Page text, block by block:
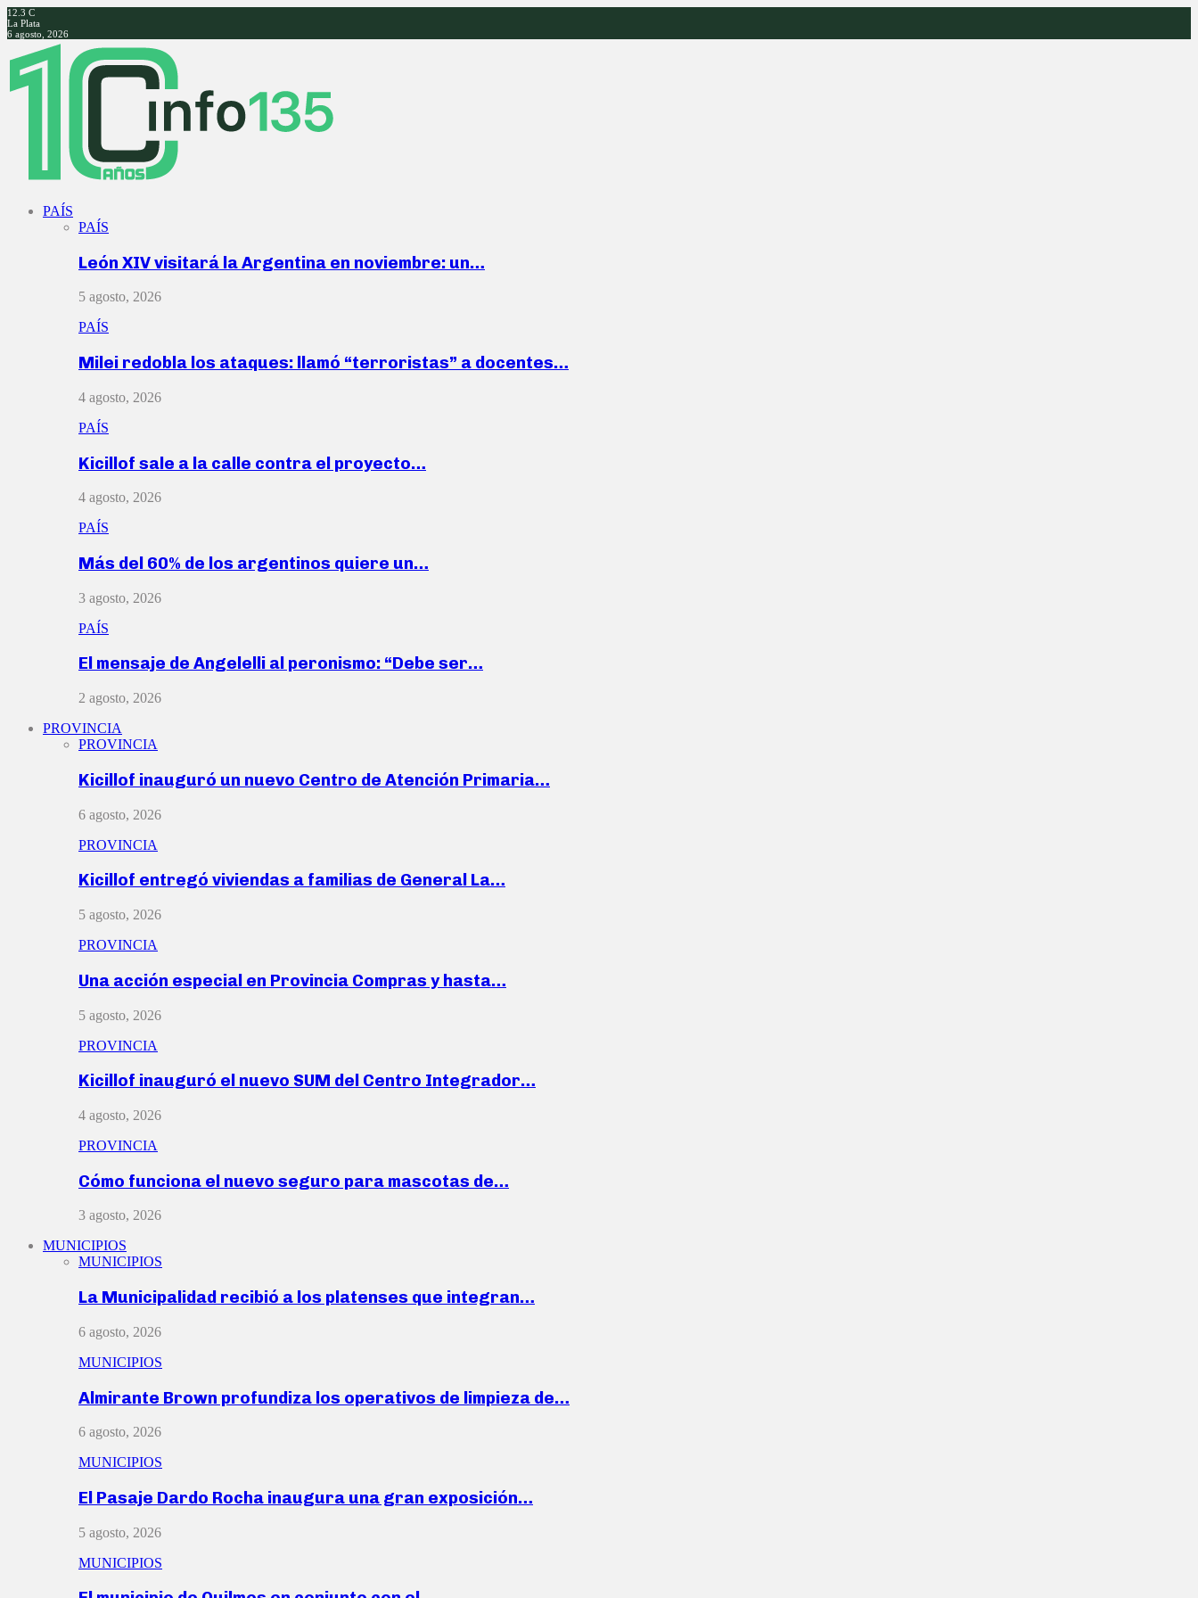
12.3 C
La Plata
6 agosto, 2026
Facebook
Twitter
Instagram
Youtube
PAÍS
PAÍS
León XIV visitará la Argentina en noviembre: un…
5 agosto, 2026
PAÍS
Milei redobla los ataques: llamó “terroristas” a docentes…
4 agosto, 2026
PAÍS
Kicillof sale a la calle contra el proyecto…
4 agosto, 2026
PAÍS
Más del 60% de los argentinos quiere un…
3 agosto, 2026
PAÍS
El mensaje de Angelelli al peronismo: “Debe ser…
2 agosto, 2026
PROVINCIA
PROVINCIA
Kicillof inauguró un nuevo Centro de Atención Primaria…
6 agosto, 2026
PROVINCIA
Kicillof entregó viviendas a familias de General La…
5 agosto, 2026
PROVINCIA
Una acción especial en Provincia Compras y hasta…
5 agosto, 2026
PROVINCIA
Kicillof inauguró el nuevo SUM del Centro Integrador…
4 agosto, 2026
PROVINCIA
Cómo funciona el nuevo seguro para mascotas de…
3 agosto, 2026
MUNICIPIOS
MUNICIPIOS
La Municipalidad recibió a los platenses que integran…
6 agosto, 2026
MUNICIPIOS
Almirante Brown profundiza los operativos de limpieza de…
6 agosto, 2026
MUNICIPIOS
El Pasaje Dardo Rocha inaugura una gran exposición…
5 agosto, 2026
MUNICIPIOS